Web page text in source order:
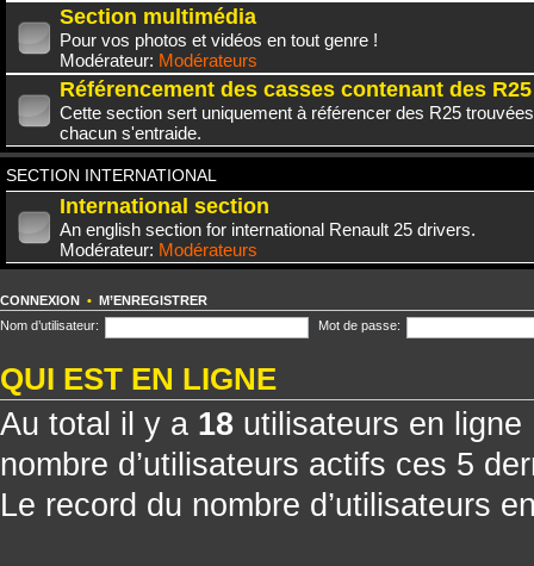
Section multimédia
Pour vos photos et vidéos en tout genre !
Modérateur: Modérateurs
Référencement des casses contenant des R25
Cette section sert uniquement à référencer des R25
chacun s'entraide.
SECTION INTERNATIONAL
International section
An english section for international Renault 25 drivers.
Modérateur: Modérateurs
CONNEXION • M’ENREGISTRER
Nom d’utilisateur:
Mot de passe:
QUI EST EN LIGNE
Au total il y a 18 utilisateurs en
nombre d’utilisateurs actifs ces 5
Le record du nombre d’utilisateurs